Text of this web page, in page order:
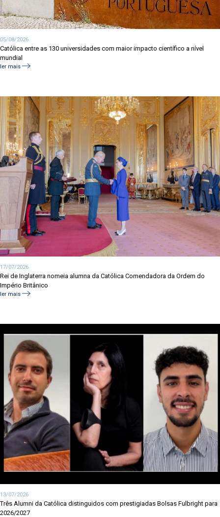
05/08/2026
Católica entre as 130 universidades com maior impacto científico a nível
mundial
ler mais
17/07/2026
Rei de Inglaterra nomeia alumna da Católica Comendadora da Ordem do
Império Britânico
ler mais
13/07/2026
Três Alumni da Católica distinguidos com prestigiadas Bolsas Fulbright para
2026/2027